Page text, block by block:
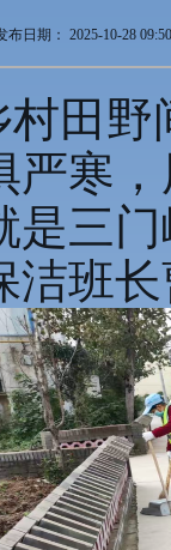
布日期： 2025-10-28 09:50
村田
严寒
是三
洁班